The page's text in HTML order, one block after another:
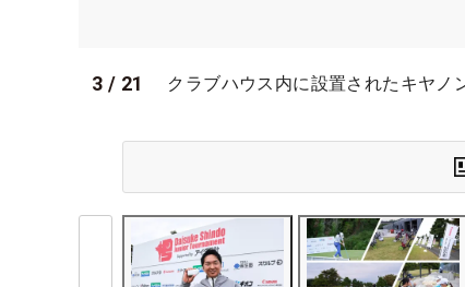
3 / 21 クラブハウス内に設置されたキヤノ